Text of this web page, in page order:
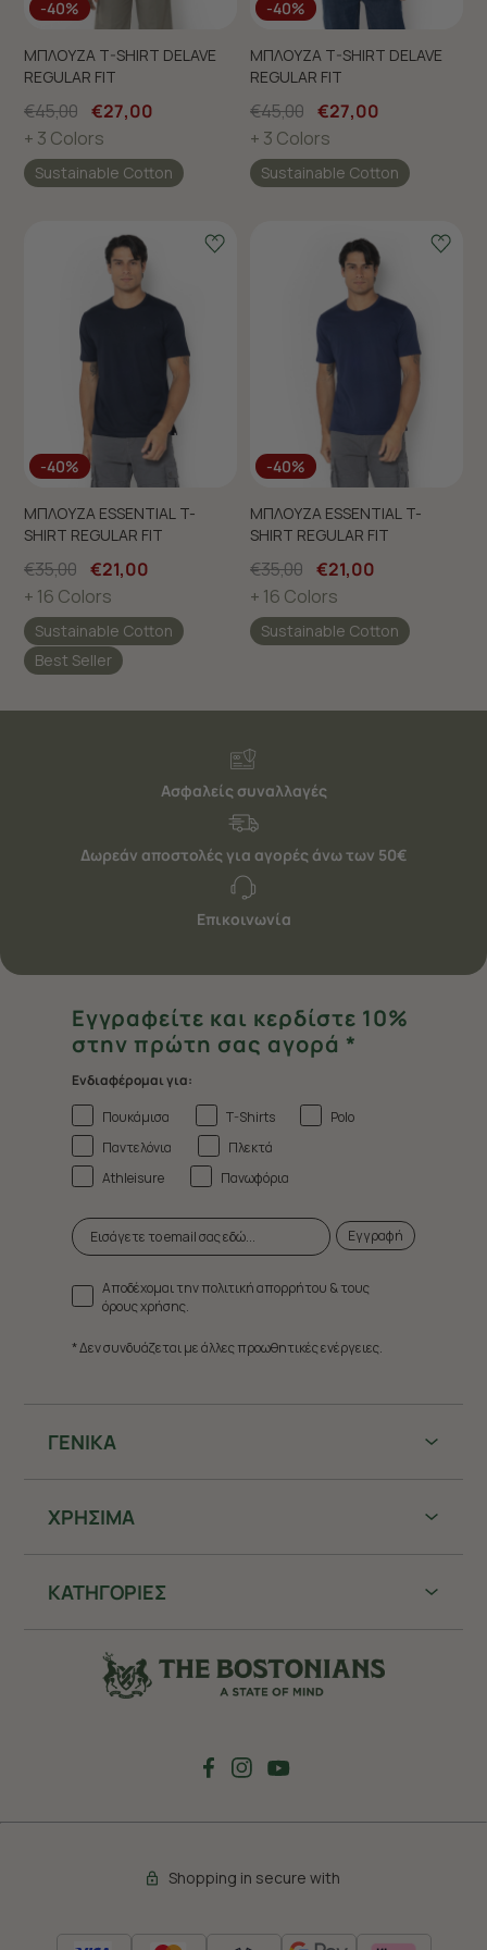
-40%
ΜΠΛΟΥΖΑ T-SHIRT DELAVE
REGULAR FIT
€45,00 €27,00
+ 3 Colors
Sustainable Cotton
-40%
ΜΠΛΟΥΖΑ T-SHIRT DELAVE
REGULAR FIT
€45,00 €27,00
+ 3 Colors
Sustainable Cotton
-40%
ΜΠΛΟΥΖΑ ESSENTIAL T-
SHIRT REGULAR FIT
€35,00 €21,00
+ 16 Colors
Sustainable Cotton
Best Seller
-40%
ΜΠΛΟΥΖΑ ESSENTIAL T-
SHIRT REGULAR FIT
€35,00 €21,00
+ 16 Colors
Sustainable Cotton
Ασφαλείς συναλλαγές
Δωρεάν αποστολές για αγορές άνω των 50€
Επικοινωνία
ΓΕΝΙΚΑ
ΧΡHΣΙΜΑ
ΚΑΤΗΓΟΡΙΕΣ
Εγγραφείτε και κερδίστε 10%
στην πρώτη σας αγορά *
Ενδιαφέρομαι για:
Πουκάμισα
T-Shirts
Polo
Παντελόνια
Πλεκτά
Athleisure
Πανωφόρια
Εγγραφή
Αποδέχομαι την πολιτική απορρήτου & τους
όρους χρήσης.
* Δεν συνδυάζεται με άλλες προωθητικές ενέργειες.
Shopping in secure with